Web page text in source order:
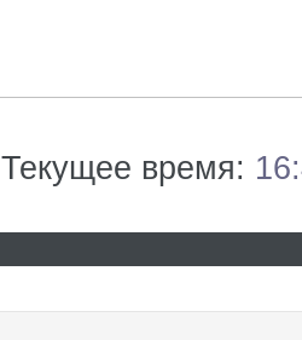
Текущее время: